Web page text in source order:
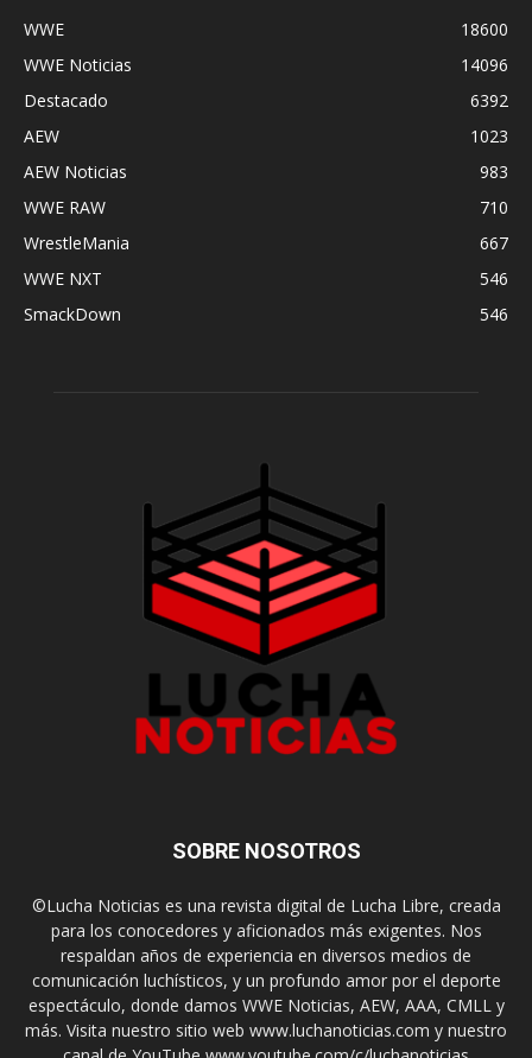
WWE
18600
WWE Noticias
14096
Destacado
6392
AEW
1023
AEW Noticias
983
WWE RAW
710
WrestleMania
667
WWE NXT
546
SmackDown
546
SOBRE NOSOTROS
©Lucha Noticias es una revista digital de Lucha Libre, creada
para los conocedores y aficionados más exigentes. Nos
respaldan años de experiencia en diversos medios de
comunicación luchísticos, y un profundo amor por el deporte
espectáculo, donde damos WWE Noticias, AEW, AAA, CMLL y
más. Visita nuestro sitio web www.luchanoticias.com y nuestro